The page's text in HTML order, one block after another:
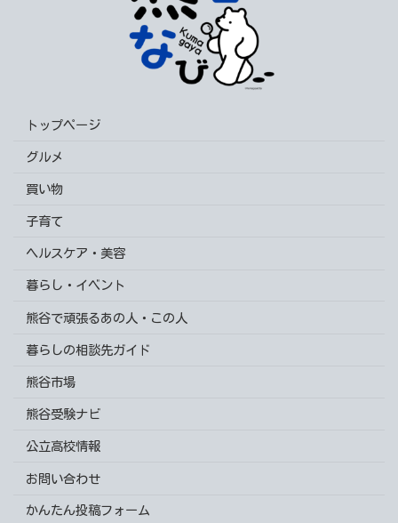
トップページ
グルメ
買い物
子育て
ヘルスケア・美容
暮らし・イベント
熊谷で頑張るあの人・この人
暮らしの相談先ガイド
熊谷市場
熊谷受験ナビ
公立高校情報
お問い合わせ
かんたん投稿フォーム